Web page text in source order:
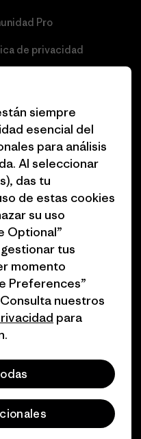
Pro
de privacidad
de cookies
para profesionales
de afiliados
del sitio Patagonia
reservados.
siempre
esencial del
para análisis
Al seleccionar
das tu
de estas cookies
su uso
Optional”
tus
momento
Preferences”
nuestros
para